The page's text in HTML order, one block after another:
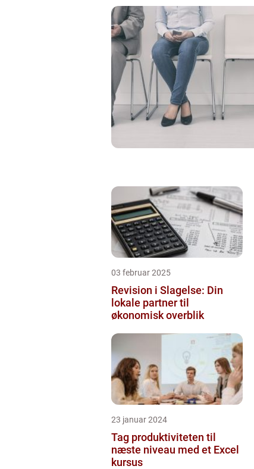
03 februar 2025
Revision i Slagelse: Din
lokale partner til
økonomisk overblik
23 januar 2024
Tag produktiviteten til
næste niveau med et Excel
kursus